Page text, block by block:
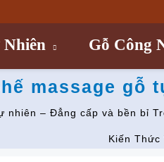
Gỗ Công
massage gỗ
nhiên – Đẳng cấp và bền bỉ
Kiến Thức